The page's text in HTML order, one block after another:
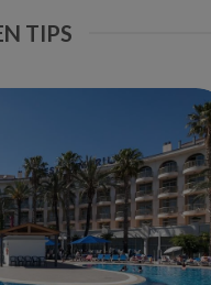
TIPS